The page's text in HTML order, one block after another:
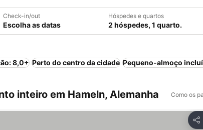
Check-in/out
Escolha as datas
Hóspedes e quartos
2 hóspedes, 1 quarto.
8,0+ Perto do centro da cidade Pequeno-almoço
inteiro em Hameln, Alemanha Como os